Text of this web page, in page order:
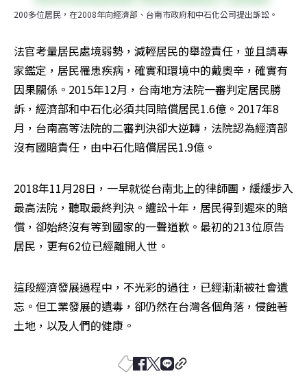
200多位居民，在2008年向經濟部、台南市政府和中石化公司提出訴訟。
法官考量居民處境弱勢，減輕居民的舉證責任，並且請專
家鑑定，居民罹患疾病，確實和環境中的戴奧辛，確實有
因果關係。2015年12月，台南地方法院一審判定居民勝
訴，經濟部和中石化必須共同賠償居民1.6億。2017年8
月，台南高等法院的二審判決卻大逆轉，法院認為經濟部
沒有國賠責任，由中石化賠償居民1.9億。
2018年11月28日，一早就從台南北上的律師團，緩緩步入
最高法院，聽取最終判決。纏訟十年，居民得到遲來的賠
償，卻始終沒有等到國家的一聲道歉。最初的213位原告
居民，更有62位已經離開人世。
這段經濟發展過程中，不光彩的過往，已經漸漸被社會遺
忘。但工業發展的遺毒，卻仍然在台灣各個角落，侵蝕著
土地，以及人們的健康。